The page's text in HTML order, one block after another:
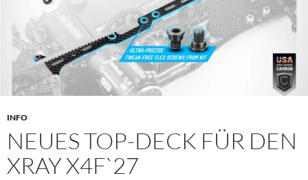
INFO
NEUES TOP-DECK FÜR DEN
XRAY X4F`27